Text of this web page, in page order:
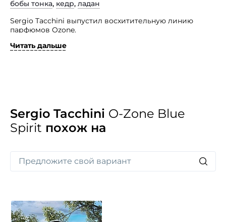
бобы тонка, кедр, ладан
Sergio Tacchini выпустил восхитительную линию
парфюмов Ozone.
Blue Spirit — один из самых успешных ароматов этой
высокие цели и смело делает все для их достижения.
Добиться успеха ему помогает эта изысканная пряно-
древесная композиция. Подчеркните свой
безупречный образ с превосходным ароматом Ozone
Читать дальше
Sergio Tacchini O-Zone Blue
Spirit похож на